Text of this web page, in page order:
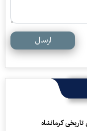
ارسال
کرمانشاه